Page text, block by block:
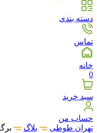
دسته بندی
تماس
خانه
0
سبد خرید
حساب من
تهران طوطی
بلاگ